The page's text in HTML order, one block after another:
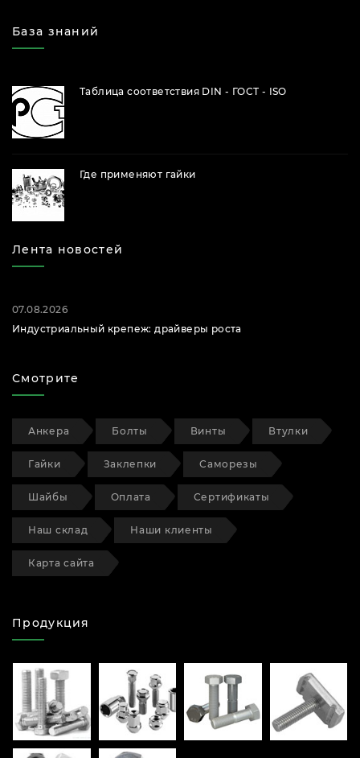
База знаний
Таблица соответствия DIN - ГОСТ - ISO
Где применяют гайки
Лента новостей
07.08.2026
Индустриальный крепеж: драйверы роста
Смотрите
Анкера Болты Винты Втулки
Гайки Заклепки Саморезы
Шайбы Оплата Сертификаты
Наш склад Наши клиенты
Карта сайта
Продукция